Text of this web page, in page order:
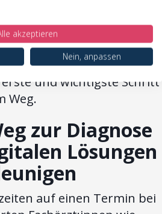
Zeitpunkt
erörtert. Die sorgfältige
und Diagnosestellung
und wichtigste Schritt
Weg.
zur Diagnose
Lösungen
auf einen Termin bei
akzeptieren
Nein, anpassen